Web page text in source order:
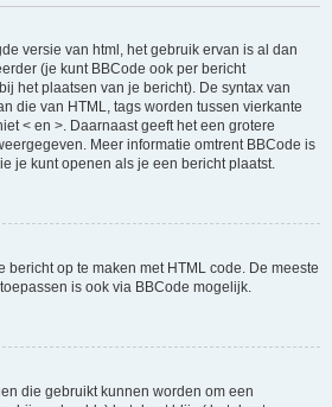
versie van html, het gebruik ervan is al dan
(je kunt BBCode ook per bericht
het plaatsen van je bericht). De syntax van
die van HTML, tags worden tussen vierkante
< en >. Daarnaast geeft het een grotere
Meer informatie omtrent BBCode is
je kunt openen als je een bericht plaatst.
bericht op te maken met HTML code. De meeste
is ook via BBCode mogelijk.
die gebruikt kunnen worden om een